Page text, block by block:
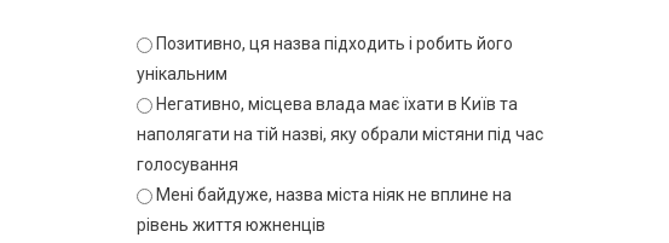
Позитивно, ця назва підходить і робить його
унікальним
Негативно, місцева влада має їхати в Київ та
наполягати на тій назві, яку обрали містяни під час
голосування
Мені байдуже, назва міста ніяк не вплине на
рівень життя южненців